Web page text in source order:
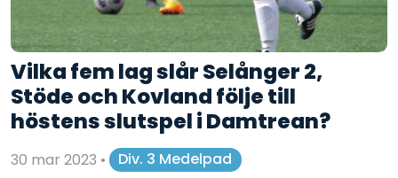
Vilka fem lag slår Selånger 2,
Stöde och Kovland följe till
höstens slutspel i Damtrean?
30 mar 2023 •
Div. 3 Medelpad